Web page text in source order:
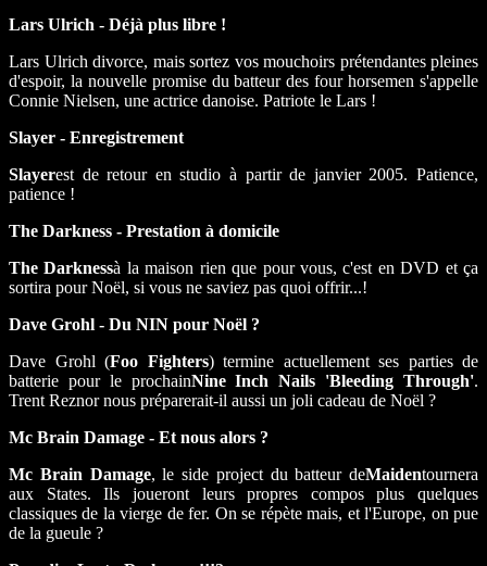
Lars Ulrich - Déjà plus libre !
Lars Ulrich divorce, mais sortez vos mouchoirs prétendantes pleines
d'espoir, la nouvelle promise du batteur des four horsemen s'appelle
Connie Nielsen, une actrice danoise. Patriote le Lars !
Slayer - Enregistrement
Slayerest de retour en studio à partir de janvier 2005. Patience,
patience !
The Darkness - Prestation à domicile
The Darknessà la maison rien que pour vous, c'est en DVD et ça
sortira pour Noël, si vous ne saviez pas quoi offrir...!
Dave Grohl - Du NIN pour Noël ?
Dave Grohl (Foo Fighters) termine actuellement ses parties de
batterie pour le prochainNine Inch Nails 'Bleeding Through'.
Trent Reznor nous préparerait-il aussi un joli cadeau de Noël ?
Mc Brain Damage - Et nous alors ?
Mc Brain Damage, le side project du batteur deMaidentournera
aux States. Ils joueront leurs propres compos plus quelques
classiques de la vierge de fer. On se répète mais, et l'Europe, on pue
de la gueule ?